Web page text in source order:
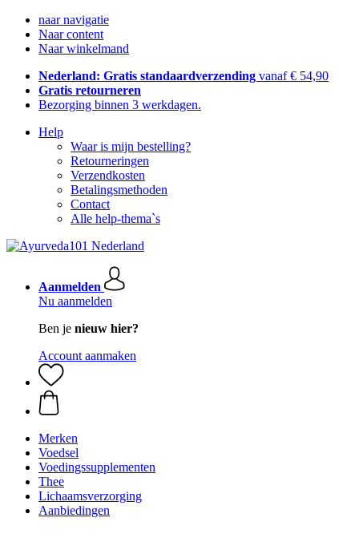
naar navigatie
Naar content
Naar winkelmand
Nederland: Gratis standaardverzending vanaf € 54,90
Gratis retourneren
Bezorging binnen 3 werkdagen.
Help
Waar is mijn bestelling?
Retourneringen
Verzendkosten
Betalingsmethoden
Contact
Alle help-thema`s
Aanmelden
Nu aanmelden
Ben je nieuw hier?
Account aanmaken
Merken
Voedsel
Voedingssupplementen
Thee
Lichaamsverzorging
Aanbiedingen